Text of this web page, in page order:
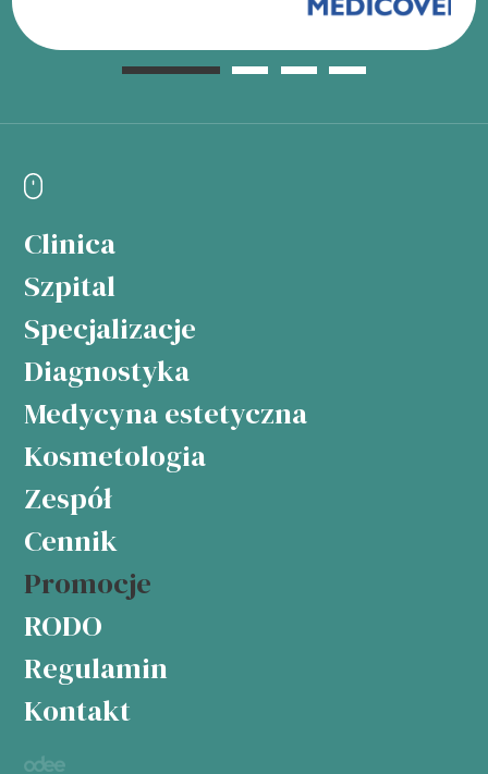
Clinica
Szpital
Specjalizacje
Diagnostyka
Medycyna estetyczna
Kosmetologia
Zespół
Cennik
Promocje
RODO
Regulamin
Kontakt